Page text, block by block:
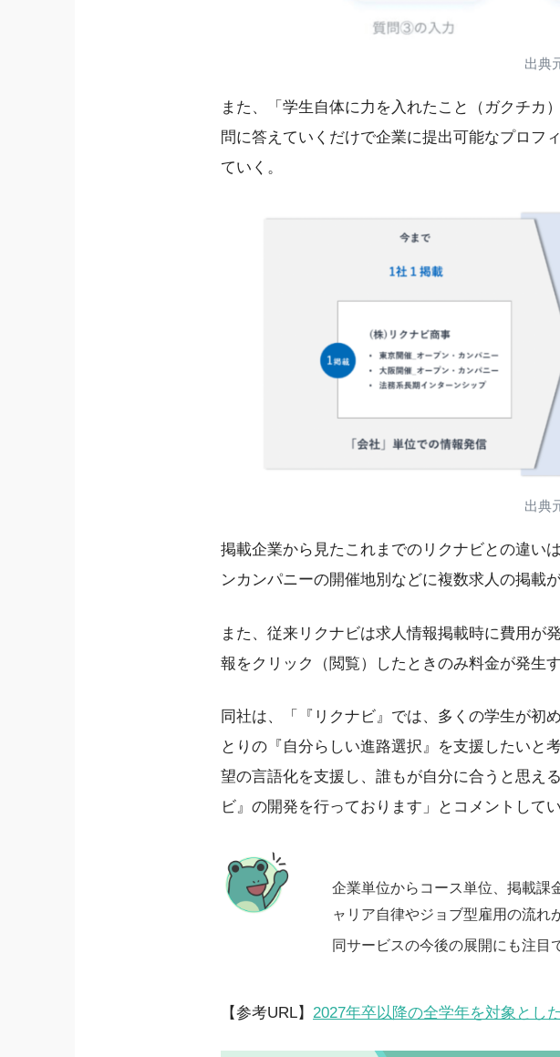
出典
また、「学生自体に力を入れたこと（ガクチカ
問に答えていくだけで企業に提出可能なプロフ
ていく。
出典
掲載企業から見たこれまでのリクナビとの違い
ンカンパニーの開催地別などに複数求人の掲載
また、従来リクナビは求人情報掲載時に費用が
報をクリック（閲覧）したときのみ料金が発生
同社は、「『リクナビ』では、多くの学生が初
とりの『自分らしい進路選択』を支援したいと
望の言語化を支援し、誰もが自分に合うと思え
ビ』の開発を行っております」とコメントしてい
企業単位からコース単位、掲載課
ャリア自律やジョブ型雇用の流れ
同サービスの今後の展開にも注目
【参考URL】 2027年卒以降の全学年を対象とし